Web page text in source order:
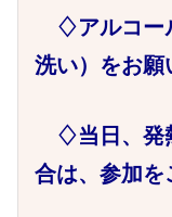
♢アルコー
洗い）をお願
♢当日、発
合は、参加を